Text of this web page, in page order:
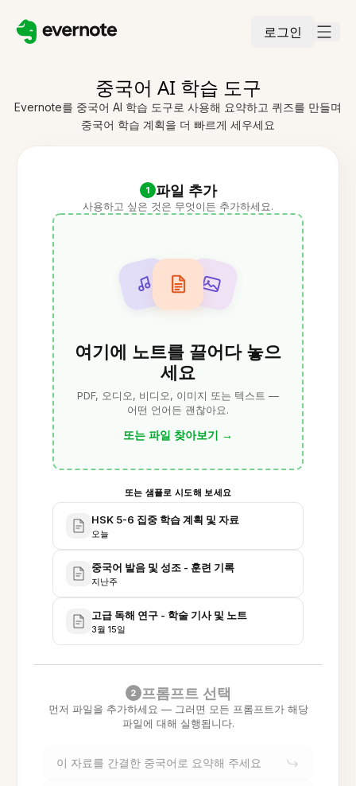
로그인
중국어 AI 학습 도구
Evernote를 중국어 AI 학습 도구로 사용해 요약하고 퀴즈를 만들며
중국어 학습 계획을 더 빠르게 세우세요
1 파일 추가
사용하고 싶은 것은 무엇이든 추가하세요.
여기에 노트를 끌어다 놓으
세요
PDF, 오디오, 비디오, 이미지 또는 텍스트 —
어떤 언어든 괜찮아요.
또는 파일 찾아보기 →
또는 샘플로 시도해 보세요
HSK 5-6 집중 학습 계획 및 자료
오늘
중국어 발음 및 성조 - 훈련 기록
지난주
고급 독해 연구 - 학술 기사 및 노트
3월 15일
2 프롬프트 선택
먼저 파일을 추가하세요 — 그러면 모든 프롬프트가 해당
파일에 대해 실행됩니다.
이 자료를 간결한 중국어로 요약해 주세요